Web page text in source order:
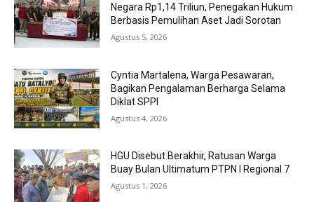
Negara Rp1,14 Triliun, Penegakan Hukum
Berbasis Pemulihan Aset Jadi Sorotan
Agustus 5, 2026
Cyntia Martalena, Warga Pesawaran,
Bagikan Pengalaman Berharga Selama
Diklat SPPI
Agustus 4, 2026
HGU Disebut Berakhir, Ratusan Warga
Buay Bulan Ultimatum PTPN I Regional 7
Agustus 1, 2026